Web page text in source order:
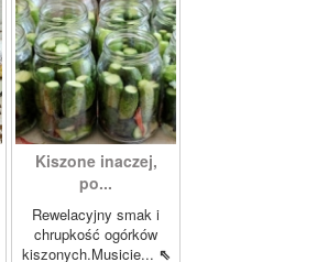
Kiszone inaczej,
po...
Rewelacyjny smak i
chrupkość ogórków
kiszonych.Musicie... ⇖